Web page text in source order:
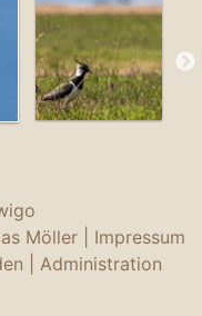
Möller | Impressum
Administration